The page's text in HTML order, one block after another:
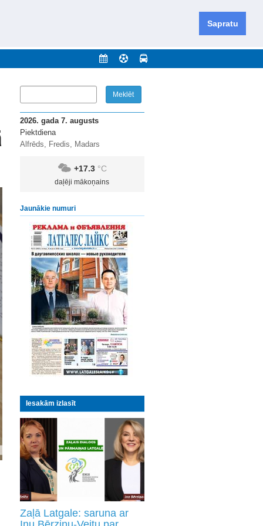
Sapratu
novadu un apkārtējos novadus un pilsētas.
2026. gada 7. augusts
Piektdiena
Alfrēds, Fredis, Madars
+17.3 °C
daļēji mākoņains
Jaunākie numuri
Iesakām izlasīt
Zaļā Latgale: saruna ar